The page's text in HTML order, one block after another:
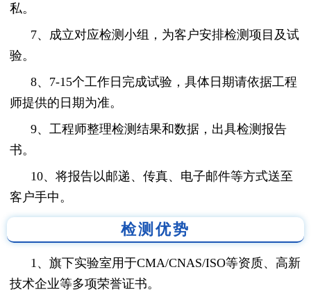
私。
7、成立对应检测小组，为客户安排检测项目及试
验。
8、7-15个工作日完成试验，具体日期请依据工程
师提供的日期为准。
9、工程师整理检测结果和数据，出具检测报告
书。
10、将报告以邮递、传真、电子邮件等方式送至
客户手中。
检测优势
1、旗下实验室用于CMA/CNAS/ISO等资质、高新
技术企业等多项荣誉证书。